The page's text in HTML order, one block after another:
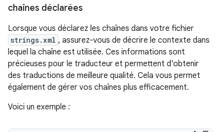
chaînes déclarées
Lorsque vous déclarez les chaînes dans votre fichier
strings.xml , assurez-vous de décrire le contexte dans
lequel la chaîne est utilisée. Ces informations sont
précieuses pour le traducteur et permettent d'obtenir
des traductions de meilleure qualité. Cela vous permet
également de gérer vos chaînes plus efficacement.
Voici un exemple :